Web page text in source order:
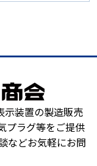
示装置の製造販売
プラグ等をご提供
などお気軽にお問